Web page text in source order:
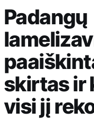
Padangų
skirtas ir
visi jį